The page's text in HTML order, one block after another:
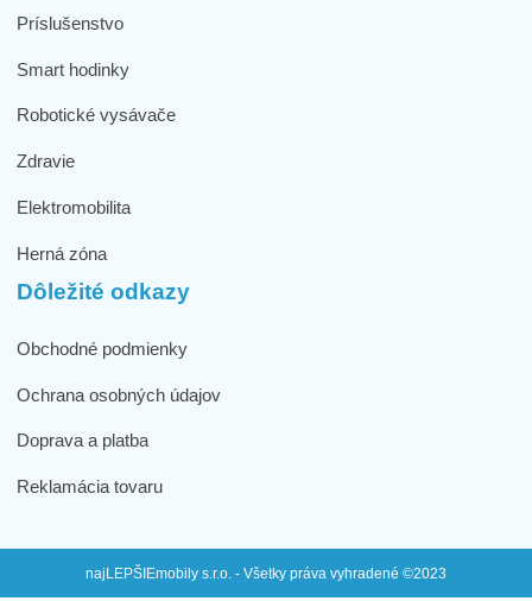
Príslušenstvo
Smart hodinky
Robotické vysávače
Zdravie
Elektromobilita
Herná zóna
Dôležité odkazy
Obchodné podmienky
Ochrana osobných údajov
Doprava a platba
Reklamácia tovaru
najLEPŠIEmobily s.r.o. - Všetky práva vyhradené ©2023